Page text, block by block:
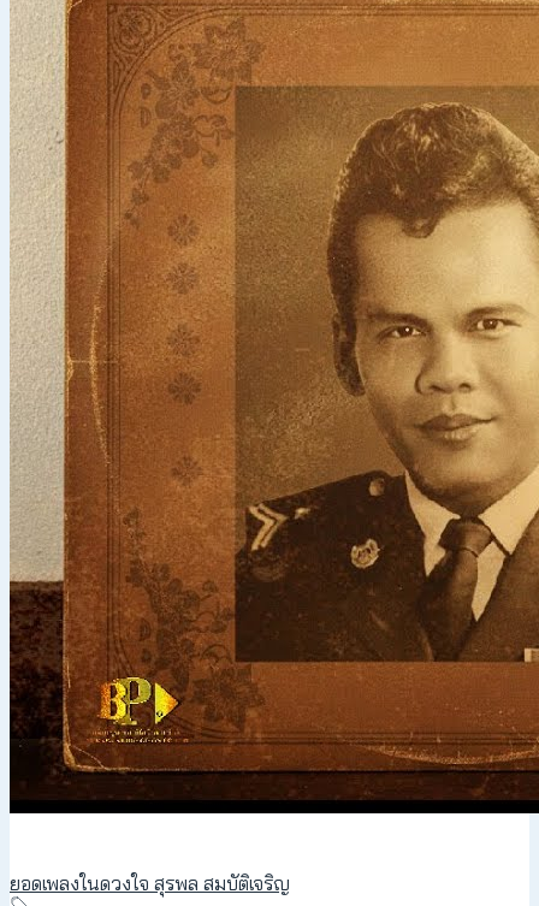
ยอดเพลงในดวงใจ สุรพล สมบัติเจริญ